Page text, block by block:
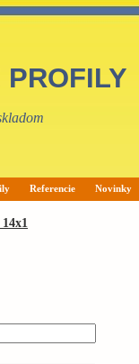
Referencie Novinky